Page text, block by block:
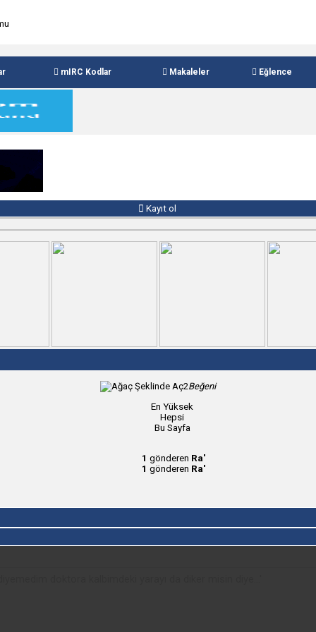
mIRC Kodlar Makaleler Eğlence
Kayıt ol
2Beğeni
En Yüksek
Hepsi
Bu Sayfa
1 gönderen Ra'
1 gönderen Ra'